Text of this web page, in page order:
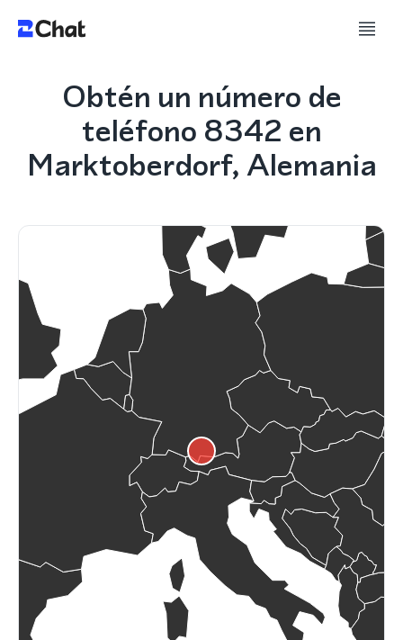
Obtén un número de
teléfono 8342 en
Marktoberdorf, Alemania